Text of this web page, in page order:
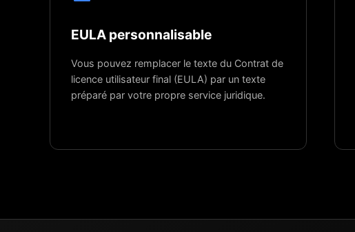
EULA personnalisable
Vous pouvez remplacer le texte du Contrat de
licence utilisateur final (EULA) par un texte
préparé par votre propre service juridique.